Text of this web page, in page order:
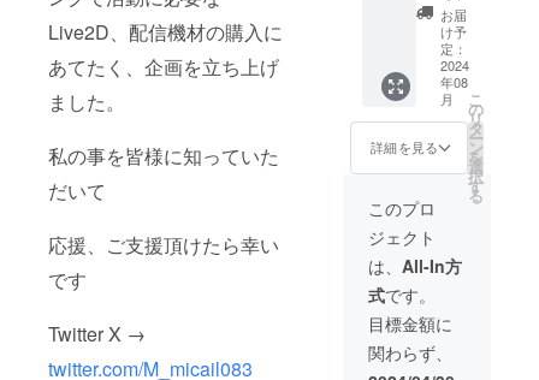
Live2D、配信機材の購入に
あてたく、企画を立ち上げ
ました。
私の事を皆様に知っていた
だいて
応援、ご支援頂けたら幸い
です
Twitter X →
twitter.com/M_micail083
イズ：S
XL（男
女兼
用） カ
ラー：
白
ござい
ます！
お礼と
して直
筆の手
紙と名
前入り
ありが
とう動
画と
グッズ
のオリ
ジナル
ロゴ入
り白
パー
カーを
お送り
いたし
ます サ
お届
け予
定：
2024
年08
月
詳細を見る
こ
の
リ
タ
ー
ン
を
選
択
す
る
このプロ
ジェクト
は、 All-In方
式です。
目標金額に
関わらず、